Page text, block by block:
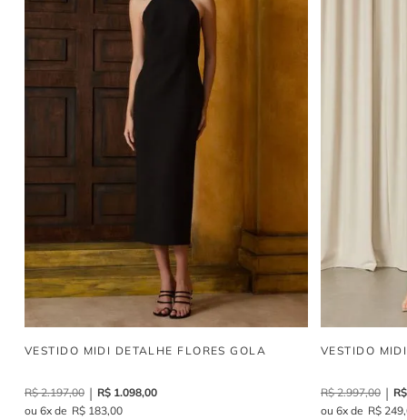
VESTIDO MIDI DETALHE FLORES GOLA
R$ 2.197,00 R$ 1.098,00
6
R$ 183,00
VESTIDO
R$ 2.997,00 R$
6
R$ 249,